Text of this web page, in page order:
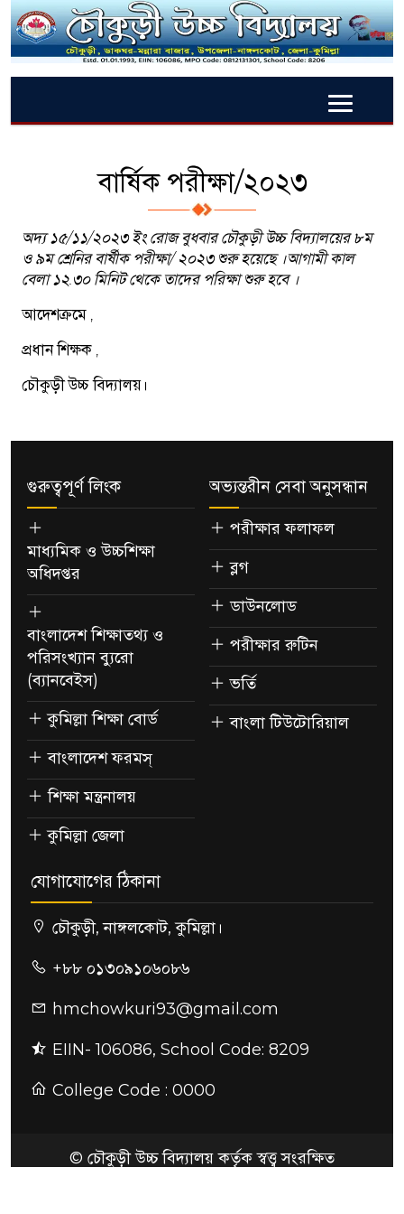
বার্ষিক পরীক্ষা/২০২৩
অদ্য ১৫/১১/২০২৩ ইং রোজ বুধবার চৌকুড়ী উচ্চ বিদ্যালয়ের ৮ম
ও ৯ম শ্রেনির বার্ষীক পরীক্ষা/ ২০২৩ শুরু হয়েছে ।আগামী কাল
বেলা ১২.৩০ মিনিট থেকে তাদের পরিক্ষা শুরু হবে ।
আদেশক্রমে ,
প্রধান শিক্ষক ,
চৌকুড়ী উচ্চ বিদ্যালয়।
গুরুত্বপূর্ণ লিংক
মাধ্যমিক ও উচ্চশিক্ষা
অধিদপ্তর
বাংলাদেশ শিক্ষাতথ্য ও
পরিসংখ্যান ব্যুরো
(ব্যানবেইস)
কুমিল্লা শিক্ষা বোর্ড
বাংলাদেশ ফরমস্
শিক্ষা মন্ত্রনালয়
কুমিল্লা জেলা
অভ্যন্তরীন সেবা অনুসন্ধান
পরীক্ষার ফলাফল
ব্লগ
ডাউনলোড
পরীক্ষার রুটিন
ভর্তি
বাংলা টিউটোরিয়াল
যোগাযোগের ঠিকানা
চৌকুড়ী, নাঙ্গলকোট, কুমিল্লা।
+৮৮ ০১৩০৯১০৬০৮৬
hmchowkuri93@gmail.com
EIIN- 106086, School Code: 8209
College Code : 0000
© চৌকুড়ী উচ্চ বিদ্যালয় কর্তৃক স্বত্ত্ব সংরক্ষিত